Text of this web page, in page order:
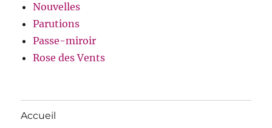
Nouvelles
Parutions
Passe-miroir
Rose des Vents
Accueil